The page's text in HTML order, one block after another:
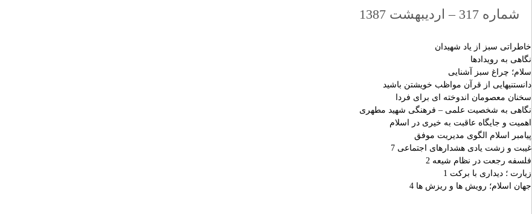
شماره 317 – اردیبهشت 1387
خاطراتى سبز از ياد شهيدان
نگاهى به رويدادها
سلام؛ چراغ سبز آشنايى
دانستنيهايى از قرآن مواظب خويشتن باشيد
سخنان معصومان اندوخته اى براى فردا
نگاهى به شخصيت علمى – فرهنگى شهيد مطهرى
اهميت و جايگاه عاقبت به خيرى در اسلام
پيامبر اسلام الگوى مديريت موفق
غيبت و زشت يادى هشدارهاى اجتماعى 7
فلسفه رجعت در نظام شيعه 2
زيارت ؛ ديدارى با بركت 1
جهان اسلام؛ رويش ها و ريزش ها 4